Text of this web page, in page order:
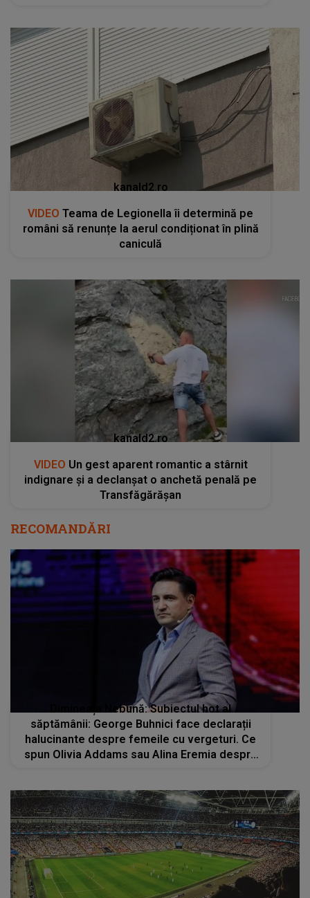
kanald2.ro
VIDEO Teama de Legionella îi determină pe
români să renunțe la aerul condiționat în plină
caniculă
kanald2.ro
VIDEO Un gest aparent romantic a stârnit
indignare și a declanșat o anchetă penală pe
Transfăgărășan
RECOMANDĂRI
Dimineața Nebună: Subiectul hot al
săptămânii: George Buhnici face declarații
halucinante despre femeile cu vergeturi. Ce
spun Olivia Addams sau Alina Eremia despre